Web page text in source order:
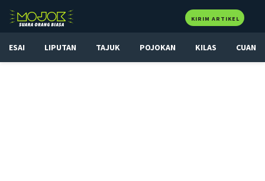
KIRIM ARTIKEL
ESAI LIPUTAN TAJUK POJOKAN KILAS CUAN